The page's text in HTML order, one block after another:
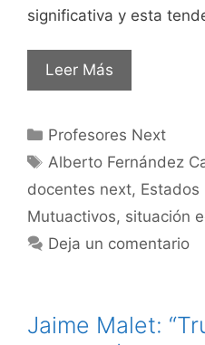
significativa y esta
Leer Más
Profesores Next
Alberto Fernández
docentes next, Estados
Mutuactivos, situación
Deja un comentario
Jaime Malet: